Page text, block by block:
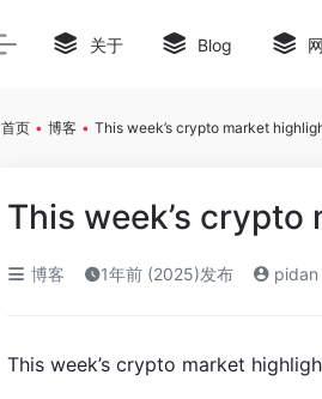
关于 Blog
首页 • 博客 • This week’s crypto market
This week’s
博客 1年前 (2025)发布 pidan
This week’s crypto market